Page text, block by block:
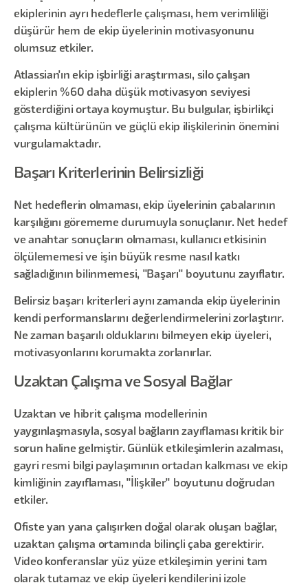
ekiplerinin ayrı hedeflerle çalışması, hem verimliliği
düşürür hem de ekip üyelerinin motivasyonunu
olumsuz etkiler.
Atlassian'ın ekip işbirliği araştırması, silo çalışan
ekiplerin %60 daha düşük motivasyon seviyesi
gösterdiğini ortaya koymuştur. Bu bulgular, işbirlikçi
çalışma kültürünün ve güçlü ekip ilişkilerinin önemini
vurgulamaktadır.
Başarı Kriterlerinin Belirsizliği
Net hedeflerin olmaması, ekip üyelerinin çabalarının
karşılığını görememe durumuyla sonuçlanır. Net hedef
ve anahtar sonuçların olmaması, kullanıcı etkisinin
ölçülememesi ve işin büyük resme nasıl katkı
sağladığının bilinmemesi, "Başarı" boyutunu zayıflatır.
Belirsiz başarı kriterleri aynı zamanda ekip üyelerinin
kendi performanslarını değerlendirmelerini zorlaştırır.
Ne zaman başarılı olduklarını bilmeyen ekip üyeleri,
motivasyonlarını korumakta zorlanırlar.
Uzaktan Çalışma ve Sosyal Bağlar
Uzaktan ve hibrit çalışma modellerinin
yaygınlaşmasıyla, sosyal bağların zayıflaması kritik bir
sorun haline gelmiştir. Günlük etkileşimlerin azalması,
gayri resmi bilgi paylaşımının ortadan kalkması ve ekip
kimliğinin zayıflaması, "İlişkiler" boyutunu doğrudan
etkiler.
Ofiste yan yana çalışırken doğal olarak oluşan bağlar,
uzaktan çalışma ortamında bilinçli çaba gerektirir.
Video konferanslar yüz yüze etkileşimin yerini tam
olarak tutamaz ve ekip üyeleri kendilerini izole